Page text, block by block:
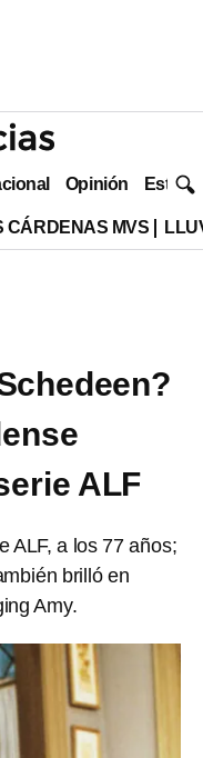
Opinión Estilo
CÁRDENAS MVS
ALF
ALF, a los 77 años;
brilló en
Amy.